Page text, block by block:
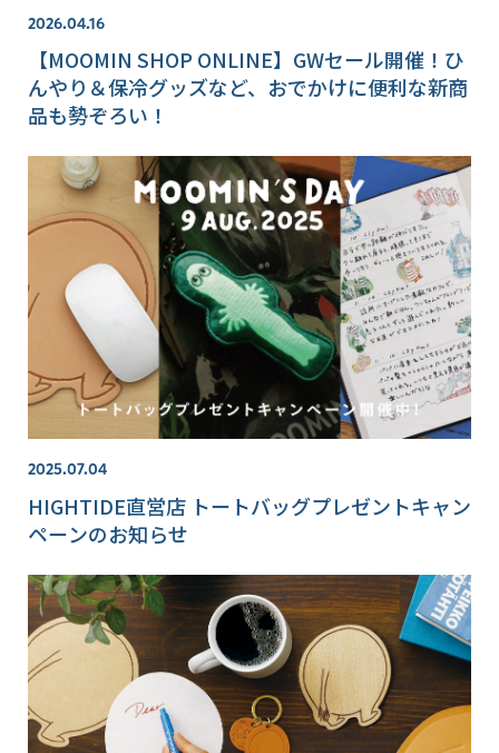
2026.04.16
【MOOMIN SHOP ONLINE】GWセール開催！ひ
んやり＆保冷グッズなど、おでかけに便利な新商
品も勢ぞろい！
2025.07.04
HIGHTIDE直営店 トートバッグプレゼントキャン
ペーンのお知らせ